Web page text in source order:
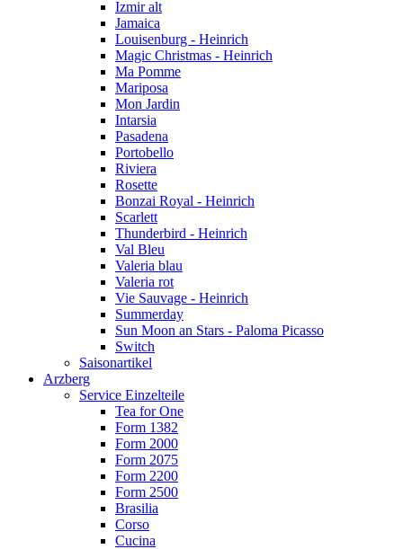
Izmir alt
Jamaica
Louisenburg - Heinrich
Magic Christmas - Heinrich
Ma Pomme
Mariposa
Mon Jardin
Intarsia
Pasadena
Portobello
Riviera
Rosette
Bonzai Royal - Heinrich
Scarlett
Thunderbird - Heinrich
Val Bleu
Valeria blau
Valeria rot
Vie Sauvage - Heinrich
Summerday
Sun Moon an Stars - Paloma Picasso
Switch
Saisonartikel
Arzberg
Service Einzelteile
Tea for One
Form 1382
Form 2000
Form 2075
Form 2200
Form 2500
Brasilia
Corso
Cucina